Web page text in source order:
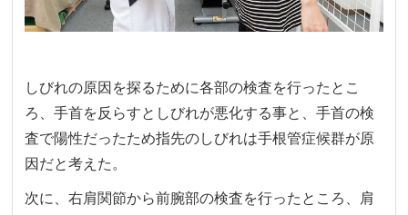
しびれの原因を探るために各部の検査を行ったとこ
ろ、手首を反らすとしびれが悪化する事と、手首の検
査で陽性だったため指先のしびれは手根管症候群が原
因だと考えた。
次に、右肩関節から前腕部の検査を行ったところ、肩